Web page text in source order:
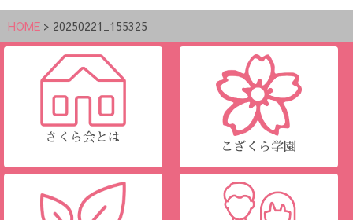
HOME > 20250221_155325
さくら会とは
こざくら学園